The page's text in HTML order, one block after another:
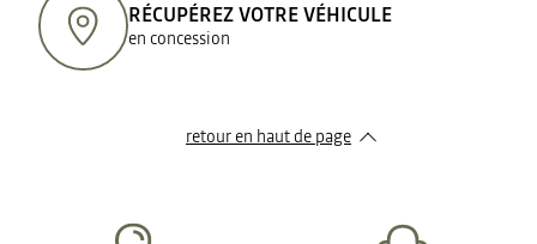
RÉCUPÉREZ VOTRE VÉHICULE
en concession
retour en haut de page​